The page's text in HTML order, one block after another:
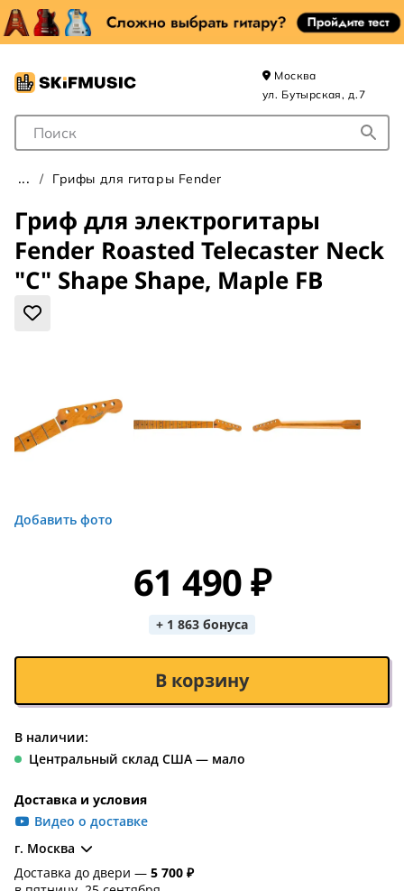
Поле для Поиска
Москва
ул. Бутырская, д.7
Грифы для гитары Fender
Гриф для электрогитары
Fender Roasted Telecaster Neck
"C" Shape Shape, Maple FB
Добавить фото
61 490 ₽
+ 1 863 бонуса
В корзину
В наличии:
Центральный склад США — мало
Доставка и условия
Видео о доставке
г. Москва
Доставка до двери — 5 700 ₽